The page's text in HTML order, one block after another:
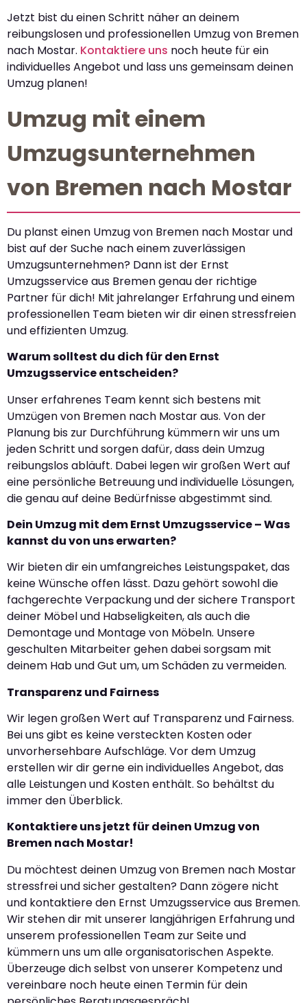
Jetzt bist du einen Schritt näher an deinem
reibungslosen und professionellen Umzug von Bremen
nach Mostar. Kontaktiere uns noch heute für ein
individuelles Angebot und lass uns gemeinsam deinen
Umzug planen!
Umzug mit einem
Umzugsunternehmen
von Bremen nach Mostar
Du planst einen Umzug von Bremen nach Mostar und
bist auf der Suche nach einem zuverlässigen
Umzugsunternehmen? Dann ist der Ernst
Umzugsservice aus Bremen genau der richtige
Partner für dich! Mit jahrelanger Erfahrung und einem
professionellen Team bieten wir dir einen stressfreien
und effizienten Umzug.
Warum solltest du dich für den Ernst
Umzugsservice entscheiden?
Unser erfahrenes Team kennt sich bestens mit
Umzügen von Bremen nach Mostar aus. Von der
Planung bis zur Durchführung kümmern wir uns um
jeden Schritt und sorgen dafür, dass dein Umzug
reibungslos abläuft. Dabei legen wir großen Wert auf
eine persönliche Betreuung und individuelle Lösungen,
die genau auf deine Bedürfnisse abgestimmt sind.
Dein Umzug mit dem Ernst Umzugsservice – Was
kannst du von uns erwarten?
Wir bieten dir ein umfangreiches Leistungspaket, das
keine Wünsche offen lässt. Dazu gehört sowohl die
fachgerechte Verpackung und der sichere Transport
deiner Möbel und Habseligkeiten, als auch die
Demontage und Montage von Möbeln. Unsere
geschulten Mitarbeiter gehen dabei sorgsam mit
deinem Hab und Gut um, um Schäden zu vermeiden.
Transparenz und Fairness
Wir legen großen Wert auf Transparenz und Fairness.
Bei uns gibt es keine versteckten Kosten oder
unvorhersehbare Aufschläge. Vor dem Umzug
erstellen wir dir gerne ein individuelles Angebot, das
alle Leistungen und Kosten enthält. So behältst du
immer den Überblick.
Kontaktiere uns jetzt für deinen Umzug von
Bremen nach Mostar!
Du möchtest deinen Umzug von Bremen nach Mostar
stressfrei und sicher gestalten? Dann zögere nicht
und kontaktiere den Ernst Umzugsservice aus Bremen.
Wir stehen dir mit unserer langjährigen Erfahrung und
unserem professionellen Team zur Seite und
kümmern uns um alle organisatorischen Aspekte.
Überzeuge dich selbst von unserer Kompetenz und
vereinbare noch heute einen Termin für dein